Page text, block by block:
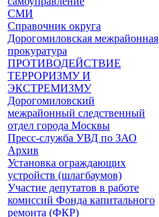
СМИ
Справочник округа
Дорогомиловская межрайонная
прокуратура
ПРОТИВОДЕЙСТВИЕ
ТЕРРОРИЗМУ И
ЭКСТРЕМИЗМУ
Дорогомиловский
межрайонный следственный
отдел города Москвы
Пресс-служба УВД по ЗАО
Архив
Установка ограждающих
устройств (шлагбаумов)
Участие депутатов в работе
комиссий Фонда капитального
ремонта (ФКР)